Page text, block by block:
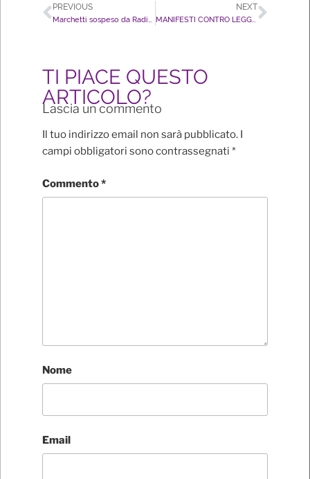
PREVIOUS NEXT
MANIFESTI CONTRO LEGGE OMOFOBIA, VENGONO DIFFUSE INFORMAZIONI FALSE PER IMPAURIRE LE PERSONE
TI PIACE QUESTO
ARTICOLO?
Lascia un commento
Il tuo indirizzo email non sarà pubblicato. I
campi obbligatori sono contrassegnati *
Commento*
Nome
Email